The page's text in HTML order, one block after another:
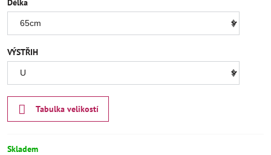
Délka
VÝSTŘIH
Tabulka velikostí
Skladem